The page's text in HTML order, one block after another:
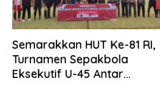
Semarakkan HUT Ke-81 RI,
Turnamen Sepakbola
Eksekutif U-45 Antar